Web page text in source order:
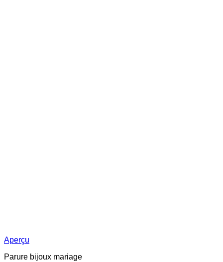
Aperçu
Parure bijoux mariage